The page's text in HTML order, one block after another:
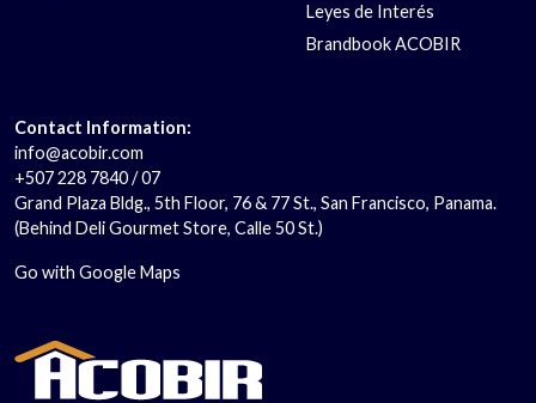
Leyes de Interés
Brandbook ACOBIR
Contact Information:
info@acobir.com
+507 228 7840 / 07
Grand Plaza Bldg., 5th Floor, 76 & 77 St., San Francisco, Panama.
(Behind Deli Gourmet Store, Calle 50 St.)
Go with Google Maps